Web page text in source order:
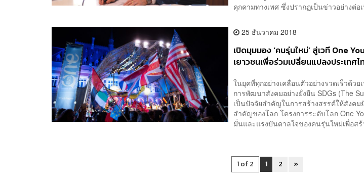
คุกคามทางเพศ ซึ่งปรากฏเป็นข่าวอย่างต่
25 ธันวาคม 2018
เปิดมุมมอง ‘คนรุ่นใหม่’ สู่เวที One
เยาวชนเพื่อร่วมเปลี่ยนแปลงประเทศ
ในยุคที่ทุกอย่างเคลื่อนตัวอย่างรวดเร็วด้ว
การพัฒนาสังคมอย่างยั่งยืน SDGs (The
เป็นปัจจัยสำคัญในการสร้างสรรค์ให้สังค
สำคัญของโลก โครงการระดับโลก One
มั่นและแรงบันดาลใจของคนรุ่นใหม่เพื่อสร้
1 of 2 1 2 »